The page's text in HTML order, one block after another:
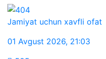
Jamiyat uchun xavfli ofat
01 Avgust 2026, 21:03